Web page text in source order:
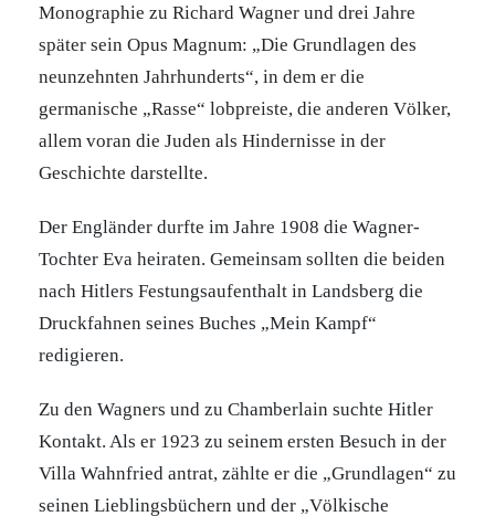
Monographie zu Richard Wagner und drei Jahre
später sein Opus Magnum: „Die Grundlagen des
neunzehnten Jahrhunderts“, in dem er die
germanische „Rasse“ lobpreiste, die anderen Völker,
allem voran die Juden als Hindernisse in der
Geschichte darstellte.
Der Engländer durfte im Jahre 1908 die Wagner-
Tochter Eva heiraten. Gemeinsam sollten die beiden
nach Hitlers Festungsaufenthalt in Landsberg die
Druckfahnen seines Buches „Mein Kampf“
redigieren.
Zu den Wagners und zu Chamberlain suchte Hitler
Kontakt. Als er 1923 zu seinem ersten Besuch in der
Villa Wahnfried antrat, zählte er die „Grundlagen“ zu
seinen Lieblingsbüchern und der „Völkische